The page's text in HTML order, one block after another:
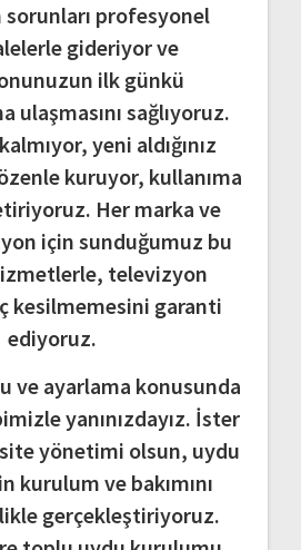
sorunları profesyonel
gideriyor ve
ilk günkü
ulaşmasını sağlıyoruz.
yeni aldığınız
kuruyor, kullanıma
Her marka ve
için sunduğumuz bu
televizyon
kesilmemesini garanti
ediyoruz.
ve ayarlama konusunda
yanınızdayız. İster
yönetimi olsun, uydu
kurulum ve bakımını
gerçekleştiriyoruz.